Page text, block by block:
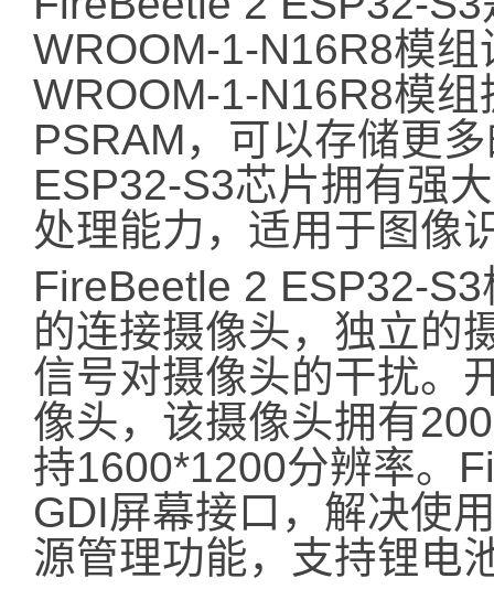
WROOM-1-N16R8模
WROOM-1-N16R8模
PSRAM，可以存储更
ESP32-S3芯片拥有强
处理能力，适用于图像
FireBeetle 2 ESP32-
的连接摄像头，独立的
信号对摄像头的干扰。
像头，该摄像头拥有
持1600*1200分辨率。
GDI屏幕接口，解决使
源管理功能，支持锂电